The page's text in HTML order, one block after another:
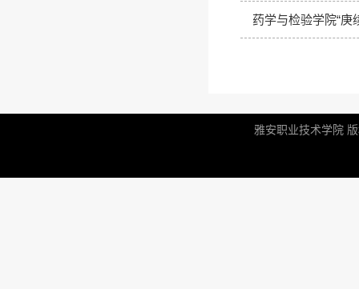
药学与检验学院“庚
雅安职业技术学院 版